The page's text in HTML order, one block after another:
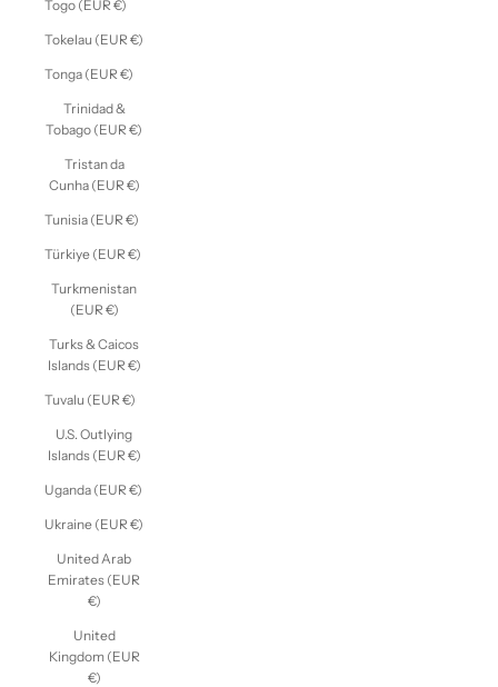
Togo (EUR €)
Tokelau (EUR €)
Tonga (EUR €)
Trinidad &
Tobago (EUR €)
Tristan da
Cunha (EUR €)
Tunisia (EUR €)
Türkiye (EUR €)
Turkmenistan
(EUR €)
Turks & Caicos
Islands (EUR €)
Tuvalu (EUR €)
U.S. Outlying
Islands (EUR €)
Uganda (EUR €)
Ukraine (EUR €)
United Arab
Emirates (EUR
€)
United
Kingdom (EUR
€)